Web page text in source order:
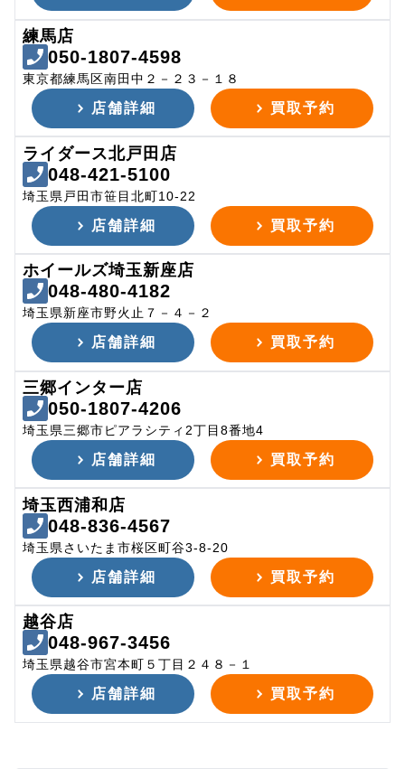
練馬店
050-1807-4598
東京都練馬区南田中２－２３－１８
店舗詳細 買取予約
ライダース北戸田店
048-421-5100
埼玉県戸田市笹目北町10-22
店舗詳細 買取予約
ホイールズ埼玉新座店
048-480-4182
埼玉県新座市野火止７－４－２
店舗詳細 買取予約
三郷インター店
050-1807-4206
埼玉県三郷市ピアラシティ2丁目8番地4
店舗詳細 買取予約
埼玉西浦和店
048-836-4567
埼玉県さいたま市桜区町谷3-8-20
店舗詳細 買取予約
越谷店
048-967-3456
埼玉県越谷市宮本町５丁目２４８－１
店舗詳細 買取予約